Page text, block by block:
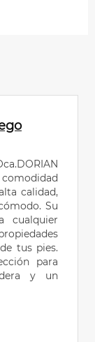
comodidad
calidad,
Su
cualquier
tus pies.
para
y un